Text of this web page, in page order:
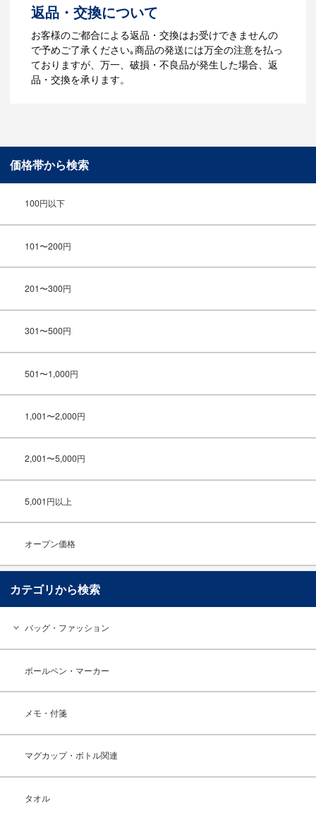
ご利用ガイドをもっとみる
返品・交換について
お客様のご都合による返品・交換はお受けできませんの
で予めご了承ください｡商品の発送には万全の注意を払っ
ておりますが、万一、破損・不良品が発生した場合、返
品・交換を承ります。
価格帯から検索
100円以下
101〜200円
201〜300円
301〜500円
501〜1,000円
1,001〜2,000円
2,001〜5,000円
5,001円以上
オープン価格
カテゴリから検索
バッグ・ファッション
ボールペン・マーカー
メモ・付箋
マグカップ・ボトル関連
タオル